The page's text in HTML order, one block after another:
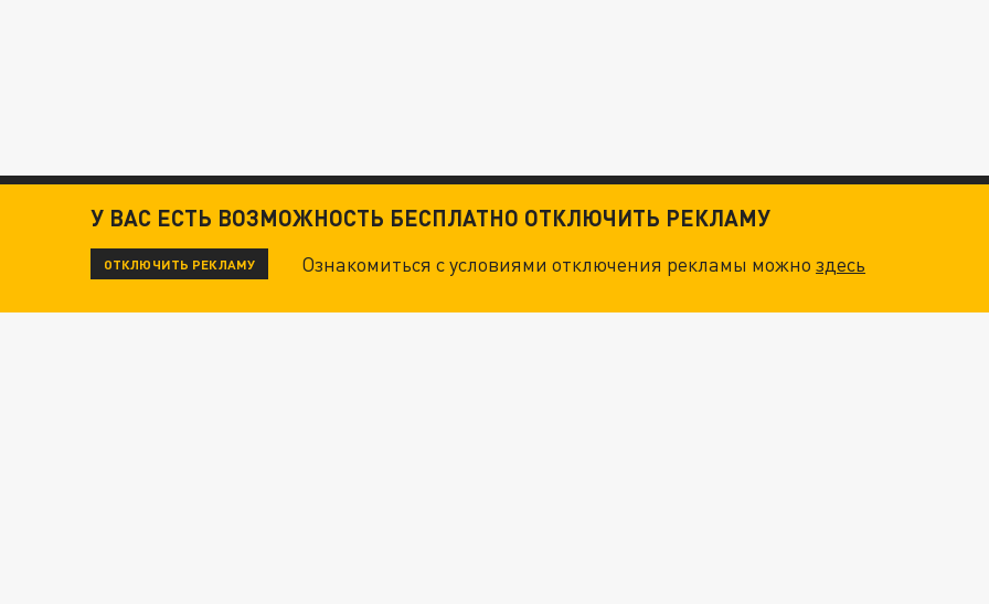
У ВАС ЕСТЬ ВОЗМОЖНОСТЬ БЕСПЛАТНО ОТКЛЮЧИТЬ РЕКЛАМУ
ОТКЛЮЧИТЬ РЕКЛАМУ Ознакомиться с условиями отключения рекламы можноздесь